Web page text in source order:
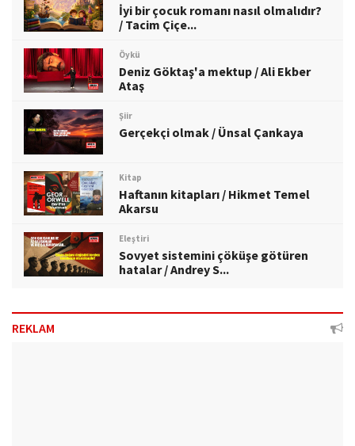
İyi bir çocuk romanı nasıl olmalıdır?
/ Tacim Çiçe...
Öykü
Deniz Göktaş'a mektup / Ali Ekber
Ataş
Şiir
Gerçekçi olmak / Ünsal Çankaya
Kitap
Haftanın kitapları / Hikmet Temel
Akarsu
Eleştiri
Sovyet sistemini çöküşe götüren
hatalar / Andrey S...
REKLAM